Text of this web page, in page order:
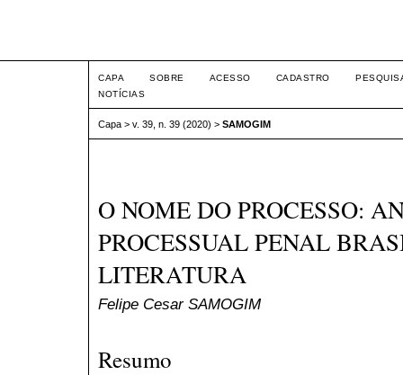
CAPA SOBRE ACESSO CADASTRO
NOTÍCIAS
Capa > v. 39, n. 39 (2020) > SAMOGIM
O NOME DO PROCESSO:
PROCESSUAL PENAL
LITERATURA
Felipe Cesar SAMOGIM
Resumo